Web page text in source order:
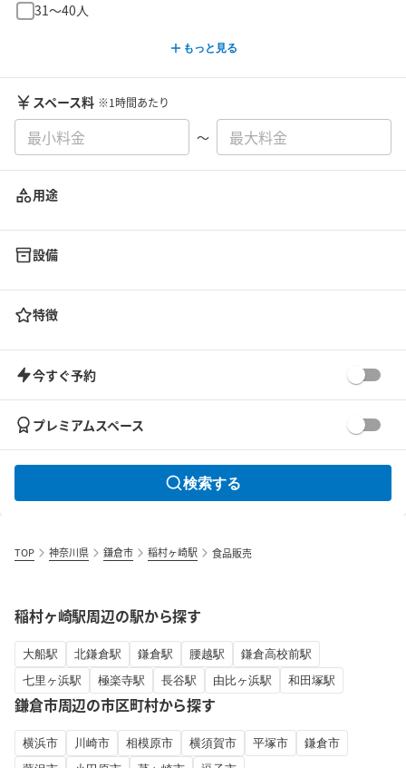
31〜40人
もっと見る
スペース料 ※1時間あたり
〜
用途
設備
特徴
今すぐ予約
プレミアムスペース
検索する
TOP 神奈川県 鎌倉市 稲村ヶ崎駅 食品販売
稲村ヶ崎駅周辺の駅から探す
大船駅 北鎌倉駅 鎌倉駅 腰越駅
鎌倉高校前駅
七里ヶ浜駅
極楽寺駅 長谷駅 由比ヶ浜駅 和田塚駅
鎌倉市周辺の市区町村から探す
横浜市 川崎市 相模原市 横須賀市 平塚市
鎌倉市